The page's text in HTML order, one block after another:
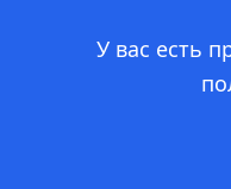
У вас есть